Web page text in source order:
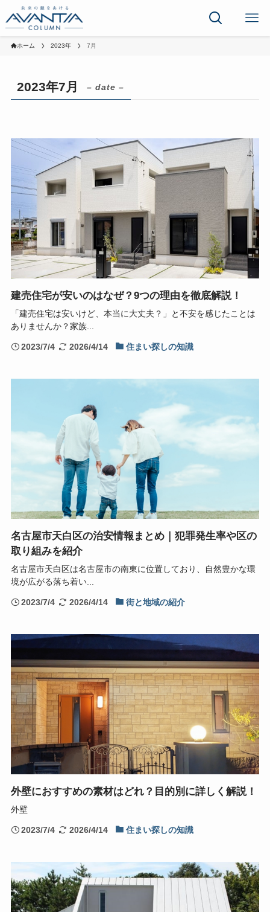
ホーム 2023年 7月
2023年7月 – date –
建売住宅が安いのはなぜ？9つの理由を徹底解説！
「建売住宅は安いけど、本当に大丈夫？」と不安を感じたことは
ありませんか？家族...
2023/7/4 2026/4/14 住まい探しの知識
名古屋市天白区の治安情報まとめ｜犯罪発生率や区の
取り組みを紹介
名古屋市天白区は名古屋市の南東に位置しており、自然豊かな環
境が広がる落ち着い...
2023/7/4 2026/4/14 街と地域の紹介
外壁におすすめの素材はどれ？目的別に詳しく解説！
外壁
2023/7/4 2026/4/14 住まい探しの知識